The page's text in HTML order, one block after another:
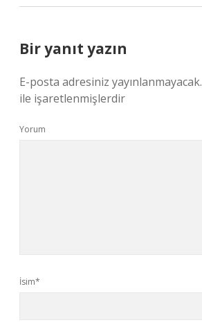
Bir yanıt yazın
E-posta adresiniz yayınlanmayacak.
ile işaretlenmişlerdir
Yorum
İsim*